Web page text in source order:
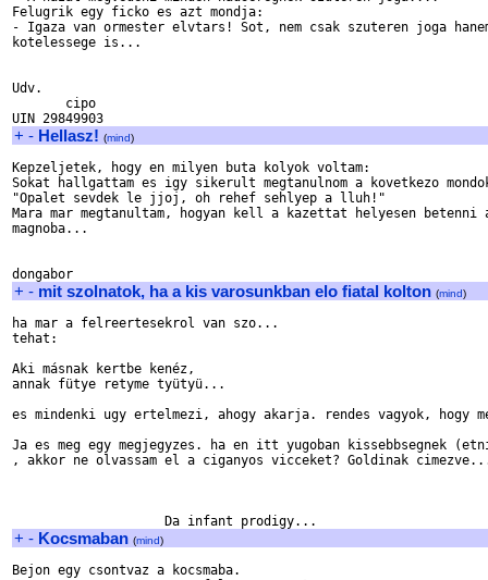
Felugrik egy ficko es azt mondja:
- Igaza van ormester elvtars! Sot, nem csak szuteren joga
kotelessege is...
Udv.
       cipo
+ - Hellasz! (mind)
Kepzeljetek, hogy en milyen buta kolyok voltam:
Sokat hallgattam es igy sikerult megtanulnom a kovetkezo
"Opalet sevdek le jjoj, oh rehef sehlyep a lluh!"
Mara mar megtanultam, hogyan kell a kazettat helyesen
magnoba...
+ - mit szolnatok, ha a kis varosunkban elo fiatal kolton (mind)
ha mar a felreertesekrol van szo...
tehat:
Aki másnak kertbe kenéz,
annak fütye retyme tyütyü...
es mindenki ugy ertelmezi, ahogy akarja. rendes vagyok, hogy
Ja es meg egy megjegyzes. ha en itt yugoban kissebbsegnek
, akkor ne olvassam el a ciganyos vicceket?
+ - Kocsmaban (mind)
Bejon egy csontvaz a kocsmaba.